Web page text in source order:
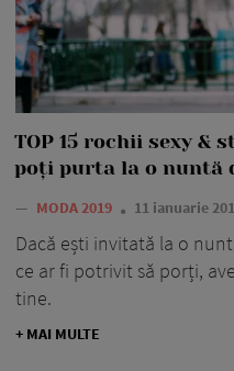
TOP 15 rochii sexy &
poți purta la o nuntă
— MODA 2019 11 ianuarie
Dacă ești invitată la o
ce ar fi potrivit să porți,
tine.
+ MAI MULTE